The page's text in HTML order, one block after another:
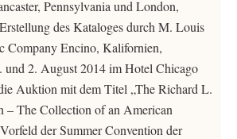
Pennsylvania und London,
des Kataloges durch M. Louis
Company Encino, Kalifornien,
und 2. August 2014 im Hotel Chicago
Auktion mit dem Titel „The Richard L.
– The Collection of an American
der Summer Convention der